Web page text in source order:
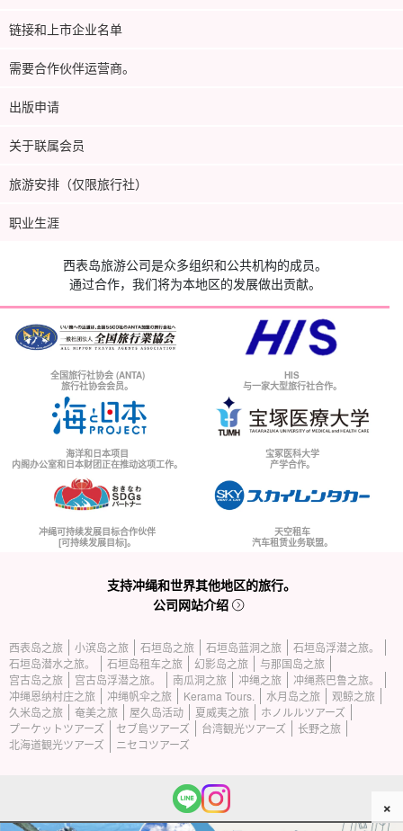
链接和上市企业名单
需要合作伙伴运营商。
出版申请
关于联属会员
旅游安排（仅限旅行社）
职业生涯
西表岛旅游公司是众多组织和公共机构的成员。
通过合作，我们将为本地区的发展做出贡献。
全国旅行社协会 (ANTA)
旅行社协会会员。
HIS
与一家大型旅行社合作。
海洋和日本项目
内阁办公室和日本财团正在推动这项工作。
宝冢医科大学
产学合作。
冲绳可持续发展目标合作伙伴
[可持续发展目标]。
天空租车
汽车租赁业务联盟。
支持冲绳和世界其他地区的旅行。
公司网站介绍
西表岛之旅 小滨岛之旅 石垣岛之旅 石垣岛蓝洞之旅
石垣岛浮潜之旅。
石垣岛潜水之旅。
石垣岛租车之旅 幻影岛之旅
与那国岛之旅
宫古岛之旅
宫古岛浮潜之旅。 南瓜洞之旅 冲绳之旅
冲绳燕巴鲁之旅。
冲绳恩纳村庄之旅
冲绳帆伞之旅 Kerama Tours. 水月岛之旅
观鲸之旅
久米岛之旅
奄美之旅 屋久岛活动 夏威夷之旅
ホノルルツアーズ
プーケットツアーズ
セブ島ツアーズ 台湾観光ツアーズ
长野之旅
北海道観光ツアーズ
ニセコツアーズ
×